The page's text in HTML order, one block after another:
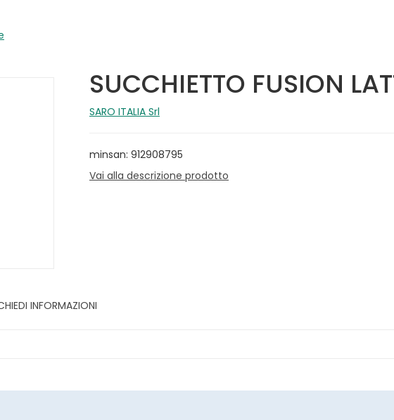
SUCCHIETTO FUSION
SARO ITALIA Srl
minsan: 912908795
Vai alla descrizione prodotto
INFORMAZIONI